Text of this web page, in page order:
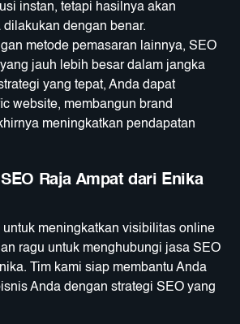
instan, tetapi hasilnya akan
dilakukan dengan benar.
metode pemasaran lainnya, SEO
jauh lebih besar dalam jangka
yang tepat, Anda dapat
website, membangun brand
meningkatkan pendapatan
Raja Ampat dari Enika
meningkatkan visibilitas online
ragu untuk menghubungi jasa SEO
Tim kami siap membantu Anda
Anda dengan strategi SEO yang